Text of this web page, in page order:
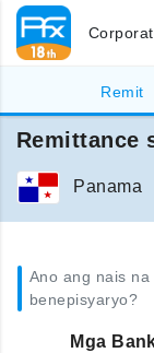
Remit
Remittance
Panama
Ano ang nais
benepisyaryo?
Mga